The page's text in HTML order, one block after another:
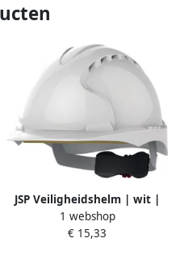
JSP Veiligheidshelm | wit |
polyethyleen | EN 397 | 1
stuk AJF170-000-100
1 webshop
€ 15,33